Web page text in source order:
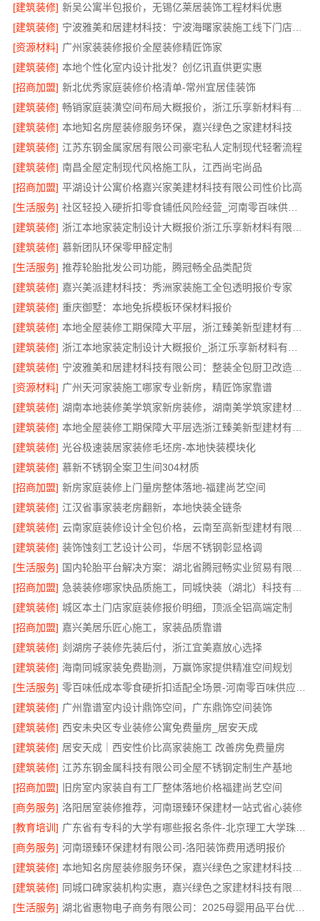
[建筑装修] 新吴公寓半包报价，无锡亿莱居装饰工程材料优惠
[建筑装修]
宁波雅美和居建材科技：宁波海曙家装施工线下门店地址
[资源材料] 广州家装装修报价全屋装修精匠饰家
[建筑装修] 本地个性化室内设计批发？创亿讯直供更实惠
[招商加盟] 新北优秀家庭装修价格清单-常州宜居佳装饰
[建筑装修]
[建筑装修] 本地知名房屋装修服务环保，嘉兴绿色之家建材科技
[建筑装修] 江苏东钢金属家居有限公司豪宅私人定制现代轻奢流程
[建筑装修] 南昌全屋定制现代风格施工队，江西尚宅尚品
[招商加盟] 平湖设计公寓价格嘉兴家美建材科技有限公司性价比高
[生活服务]
社区轻投入硬折扣零食铺低风险经营_河南零百味供应链有限公司
[建筑装修]
[建筑装修] 慕新团队环保零甲醛定制
[生活服务] 推荐轮胎批发公司功能，腾冠畅全品类配货
[建筑装修] 嘉兴美派建材科技：秀洲家装施工全包透明报价专家
[建筑装修] 重庆御墅：本地免拆模板环保材料报价
[建筑装修]
[建筑装修]
[建筑装修]
宁波雅美和居建材科技有限公司：整装全包厨卫改造设计
[资源材料] 广州天河家装施工哪家专业新房，精匠饰家靠谱
[建筑装修]
湖南本地装修美学筑家新房装修，湖南美学筑家建材打造理想新居
[建筑装修]
[建筑装修] 光谷极速装居家装修毛坯房-本地快装模块化
[建筑装修] 慕新不锈钢全案卫生间304材质
[招商加盟] 新房家庭装修上门量房整体落地-福建尚艺空间
[建筑装修] 江汉省事家装老房翻新，本地快装全链条
[建筑装修]
[建筑装修] 装饰蚀刻工艺设计公司，华居不锈钢彰显格调
[生活服务]
[招商加盟]
[建筑装修] 城区本土门店家庭装修报价明细，顶派全铝高端定制
[招商加盟] 嘉兴美居乐匠心施工，家装品质靠谱
[建筑装修] 剡湖房子装修先装后付，浙江宜美嘉放心选择
[建筑装修] 海南同城家装免费勘测，万赢饰家提供精准空间规划
[生活服务]
零百味低成本零食硬折扣适配全场景-河南零百味供应链有限公司
[建筑装修] 广州靠谱室内设计鼎饰空间，广东鼎饰空间装饰
[建筑装修] 西安未央区专业装修公寓免费量房_居安天成
[建筑装修] 居安天成｜西安性价比高家装施工 改善房免费量房
[建筑装修] 江苏东钢金属科技有限公司全屋不锈钢定制生产基地
[招商加盟]
旧房室内家装自有工厂整体落地价格福建尚艺空间
[商务服务] 洛阳居室装修推荐，河南璟臻环保建材一站式省心装修
[教育培训]
广东省有专科的大学有哪些报名条件-北京理工大学珠海学院继教院
[商务服务] 河南璟臻环保建材有限公司-洛阳装饰费用透明报价
[建筑装修]
[建筑装修]
[生活服务]
湖北省惠物电子商务有限公司：2025母婴用品平台优缺点分析